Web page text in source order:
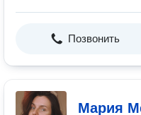
Позвонить
Мария